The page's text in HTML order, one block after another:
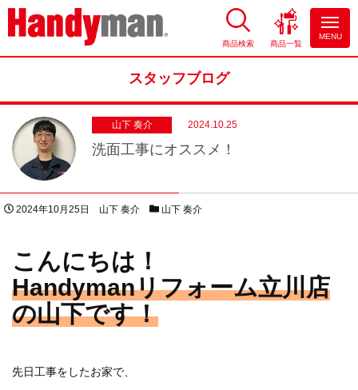
お風呂やキッチンのリフォーム
商品検索 商品一覧
MENU
スタッフブログ
山下 奏介 2024.10.25
洗面工事にオススメ！
投稿日
2024年10月25日 著者
山下 奏介 スタッフブログカテゴリー
山下 奏介
こんにちは！
Handymanリフォーム立川店
の山下です！
先日工事をしたお家で、